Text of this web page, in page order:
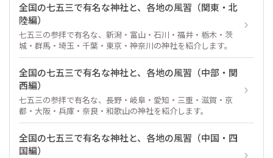
全国の七五三で有名な神社と、各地の風習（関東・北
陸編）
七五三の参拝で有名な、新潟・富山・石川・福井・栃木・茨
城・群馬・埼玉・千葉・東京・神奈川の神社を紹介します。
全国の七五三で有名な神社と、各地の風習（中部・関
西編）
七五三の参拝で有名な、長野・岐阜・愛知・三重・滋賀・京
都・大阪・兵庫・奈良・和歌山の神社を紹介します。
全国の七五三で有名な神社と、各地の風習（中国・四
国編）